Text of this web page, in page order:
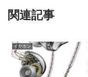
関連記事
イヤホン